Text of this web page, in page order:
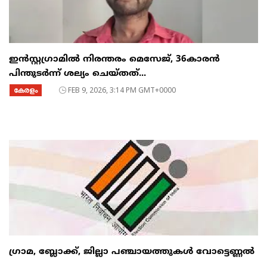
ഇൻസ്റ്റഗ്രാമിൽ നിരന്തരം മെസേജ്, 36കാരൻ
പിന്തുടര്‍ന്ന് ശല്യം ചെയ്തത്...
കേരളം FEB 9, 2026, 3:14 PM GMT+0000
ഗ്രാമ, ബ്ലോക്ക്, ജില്ലാ പഞ്ചായത്തുകൾ വോട്ടെണ്ണൽ